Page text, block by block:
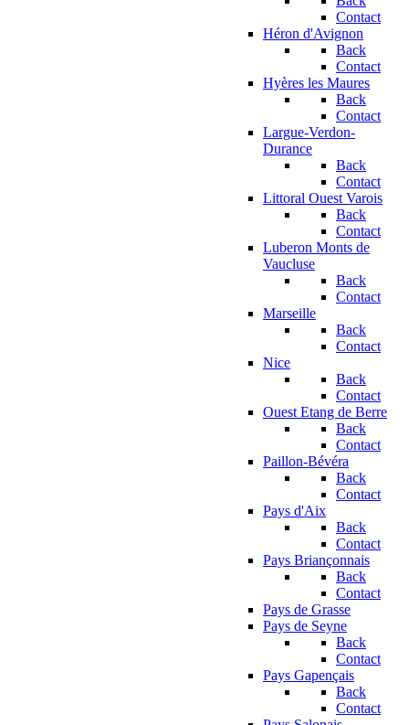
Contact
Héron d'Avignon
Back
Contact
Hyères les Maures
Back
Contact
Largue-Verdon-
Durance
Back
Contact
Littoral Ouest Varois
Back
Contact
Luberon Monts de
Vaucluse
Back
Contact
Marseille
Back
Contact
Nice
Back
Contact
Ouest Etang de Berre
Back
Contact
Paillon-Bévéra
Back
Contact
Pays d'Aix
Back
Contact
Pays Briançonnais
Back
Contact
Pays de Grasse
Pays de Seyne
Back
Contact
Pays Gapençais
Back
Contact